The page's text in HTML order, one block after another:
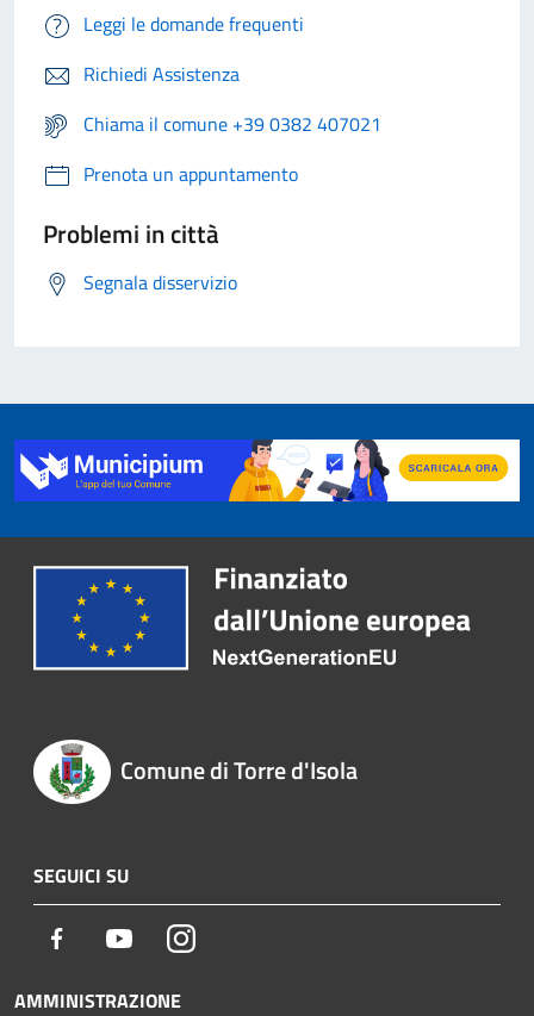
Leggi le domande frequenti
Richiedi Assistenza
Chiama il comune +39 0382 407021
Prenota un appuntamento
Problemi in città
Segnala disservizio
Comune di Torre d'Isola
SEGUICI SU
Facebook YoutubeInstagram
AMMINISTRAZIONE